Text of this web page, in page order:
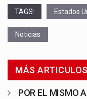
TAGS: Estados
Noticias
MÁS ARTICULOS
POR EL MISMO